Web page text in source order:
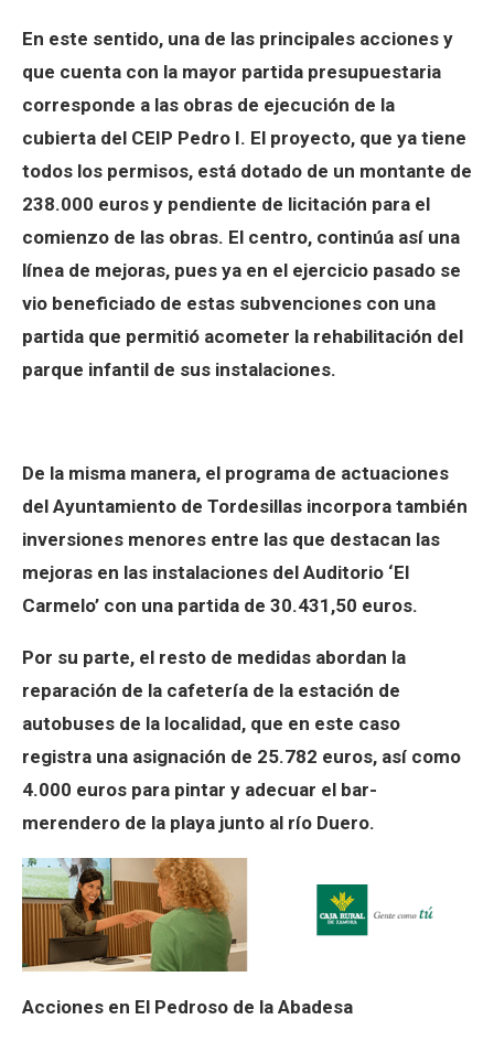
En este sentido, una de las principales acciones y
que cuenta con la mayor partida presupuestaria
corresponde a las obras de ejecución de la
cubierta del CEIP Pedro I. El proyecto, que ya tiene
todos los permisos, está dotado de un montante de
238.000 euros y pendiente de licitación para el
comienzo de las obras. El centro, continúa así una
línea de mejoras, pues ya en el ejercicio pasado se
vio beneficiado de estas subvenciones con una
partida que permitió acometer la rehabilitación del
parque infantil de sus instalaciones.
De la misma manera, el programa de actuaciones
del Ayuntamiento de Tordesillas incorpora también
inversiones menores entre las que destacan las
mejoras en las instalaciones del Auditorio ‘El
Carmelo’ con una partida de 30.431,50 euros.
Por su parte, el resto de medidas abordan la
reparación de la cafetería de la estación de
autobuses de la localidad, que en este caso
registra una asignación de 25.782 euros, así como
4.000 euros para pintar y adecuar el bar-
merendero de la playa junto al río Duero.
Acciones en El Pedroso de la Abadesa